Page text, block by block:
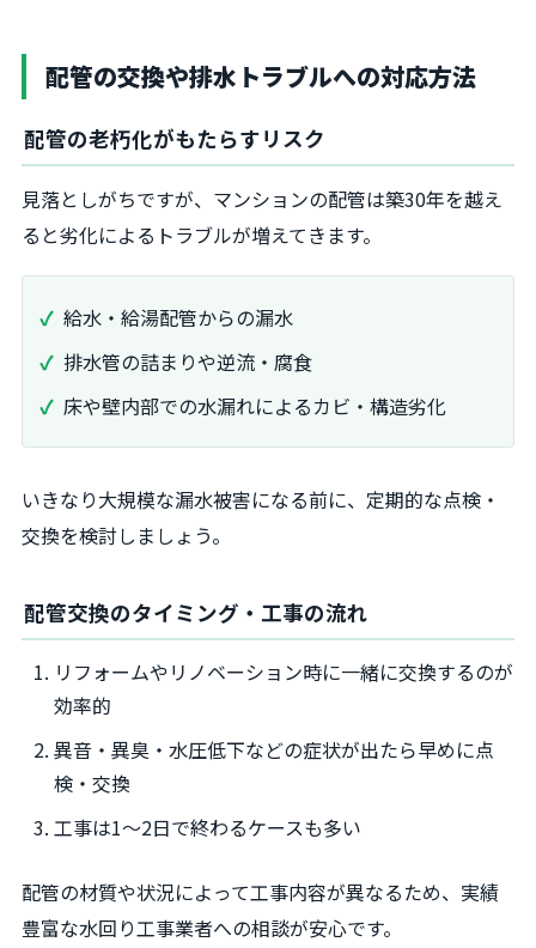
配管の交換や排水トラブルへの対応方法
配管の老朽化がもたらすリスク
見落としがちですが、マンションの配管は築30年を越え
ると劣化によるトラブルが増えてきます。
給水・給湯配管からの漏水
排水管の詰まりや逆流・腐食
床や壁内部での水漏れによるカビ・構造劣化
いきなり大規模な漏水被害になる前に、定期的な点検・
交換を検討しましょう。
配管交換のタイミング・工事の流れ
リフォームやリノベーション時に一緒に交換するのが
効率的
異音・異臭・水圧低下などの症状が出たら早めに点
検・交換
工事は1～2日で終わるケースも多い
配管の材質や状況によって工事内容が異なるため、実績
豊富な水回り工事業者への相談が安心です。